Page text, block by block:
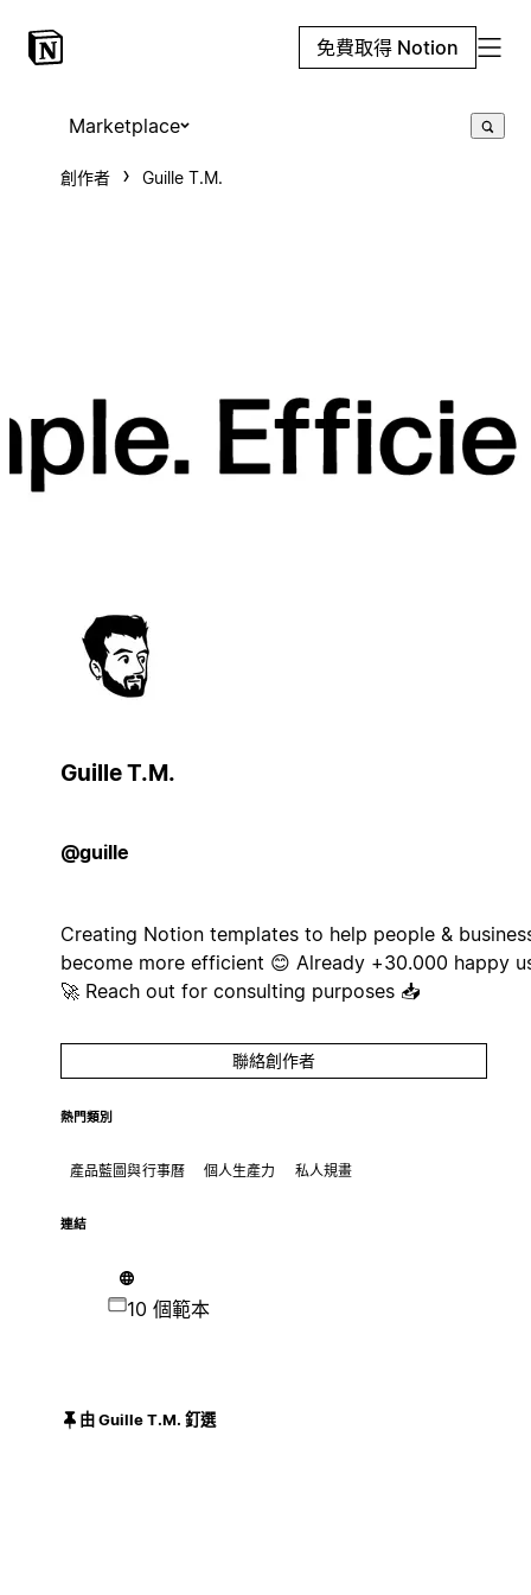
免費取得 Notion
Marketplace
創作者 Guille T.M.
Guille T.M.
@guille
Creating Notion templates to help people &
become more efficient 😊 Already +30.000 happy
🚀 Reach out for consulting purposes 📥
聯絡創作者
熱門類別
產品藍圖與行事曆 個人生產力 私人規畫
連結
10 個範本
由 Guille T.M. 釘選